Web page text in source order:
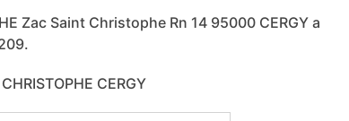
Zac Saint Christophe Rn 14 95000 CERGY a
CERGY